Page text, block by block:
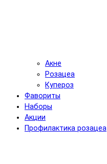
Акне
Розацеа
Купероз
Фавориты
Наборы
Акции
Профилактика розацеа